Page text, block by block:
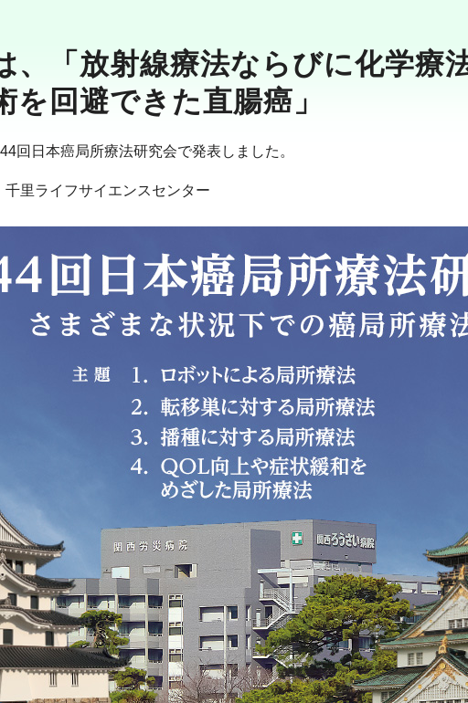
、「放射線療法ならびに化学療
を回避できた直腸癌」
回日本癌局所療法研究会で発表しました。
里ライフサイエンスセンター